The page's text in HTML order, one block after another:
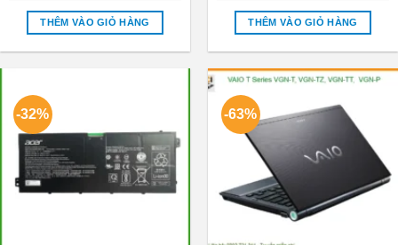
là:
₫650,000.
tại
₫350,000.
THÊM VÀO GIỎ HÀNG
là:
₫700,000.
tại
THÊM VÀO GIỎ HÀNG
-32% -63%